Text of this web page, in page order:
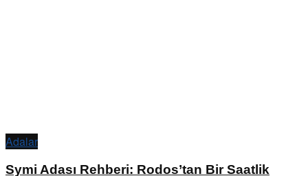
Adalar
Symi Adası Rehberi: Rodos’tan Bir Saatlik